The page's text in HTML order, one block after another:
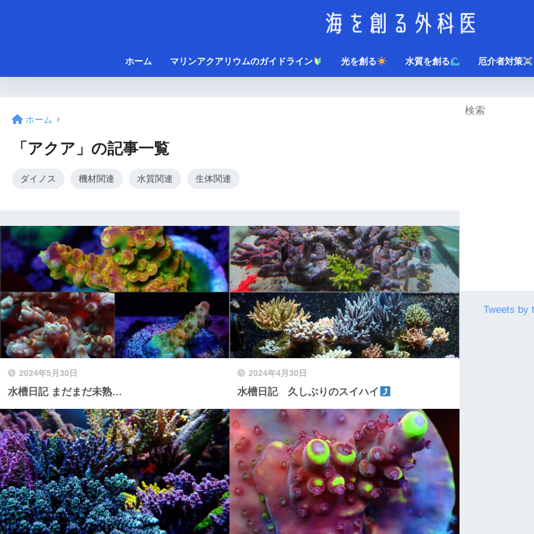
ホーム マリンアクアリウムのガイドライン 光を創る 水質を創る 厄介者対策
ホーム
「アクア」の記事一覧
ダイノス 機材関連 水質関連 生体関連
2024年5月30日
水槽日記 まだまだ未熟…
2024年4月30日
水槽日記 久しぶりのスイハイ
Tweets by